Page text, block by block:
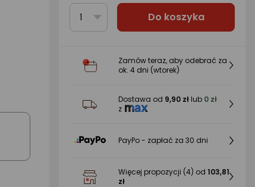
1 Do koszyka
Zamów teraz, aby odebrać za
ok. 4 dni (wtorek)
Dostawa od 9,90 zł lub 0 zł
z
PayPo - zapłać za 30 dni
Więcej propozycji (4) od 103,81
zł